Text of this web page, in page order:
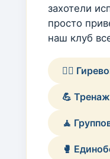
захотели
просто
наш клуб
🏋️‍♂️
💪
🧘
🥊